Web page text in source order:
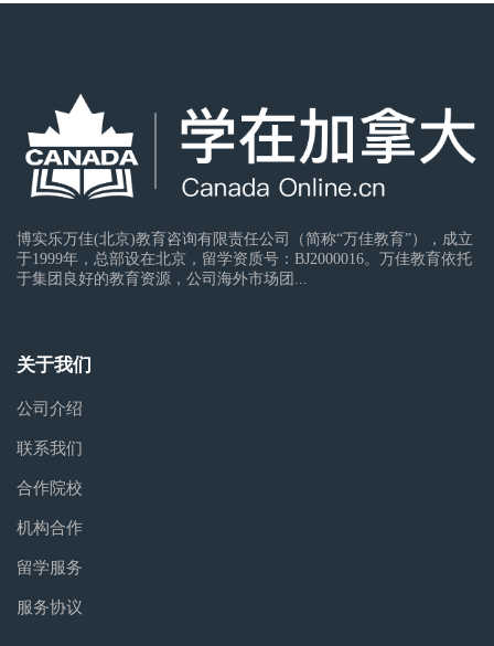
博实乐万佳(北京)教育咨询有限责任公司（简称“万佳教育”），成立
于1999年，总部设在北京，留学资质号：BJ2000016。万佳教育依托
于集团良好的教育资源，公司海外市场团...
关于我们
公司介绍
联系我们
合作院校
机构合作
留学服务
服务协议